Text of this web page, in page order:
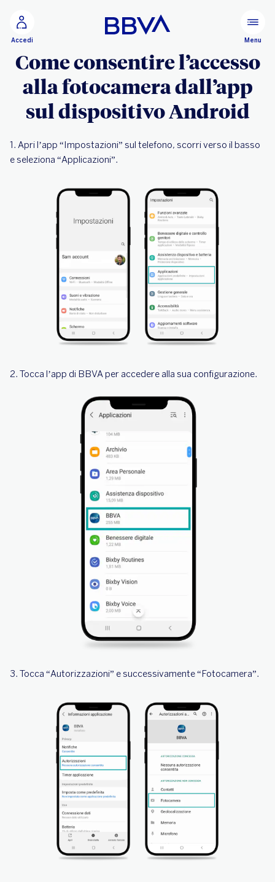
Configurare
Accedi Menu
Come consentire l’accesso
alla fotocamera dall’app
sul dispositivo Android
1. Apri l’app “Impostazioni” sul telefono, scorri verso il basso
e seleziona “Applicazioni”.
2. Tocca l’app di BBVA per accedere alla sua configurazione.
3. Tocca “Autorizzazioni” e successivamente “Fotocamera”.